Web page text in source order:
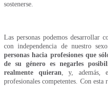
sostenerse.
Las personas podemos desarrollar
con independencia de nuestro
personas hacia profesiones que
de su género es negarles
realmente quieran, y, además,
profesionales competentes. Con esta